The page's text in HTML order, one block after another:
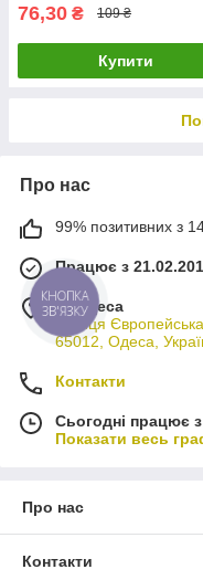
76,30 ₴ 109 ₴
Купити
Про нас
99% позитивних з
Працює з
м. Одеса
вулиця
65012, Одеса,
Контакти
Сьогодні працює
Показати весь
Про нас
Контакти
КНОПКА
ЗВ'ЯЗКУ